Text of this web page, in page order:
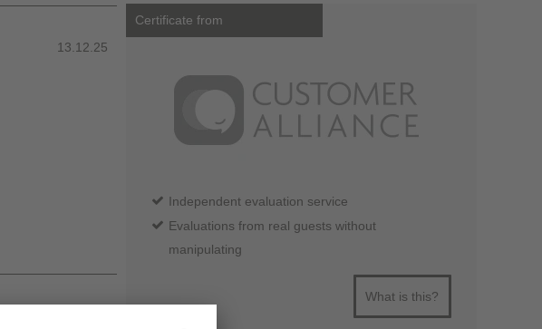
13.12.25
Certificate from
Independent evaluation service
Evaluations from real guests without
manipulating
What is this?